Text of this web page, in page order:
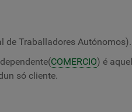
de Traballadores Autónomos).
(COMERCIO) é
só cliente.